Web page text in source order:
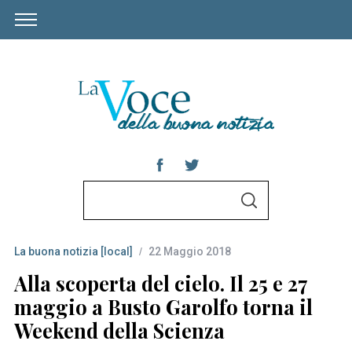
r
c
h
f
o
S
La buona notizia [local] 22 Maggio 2018
Alla scoperta del cielo. Il 25 e 27
maggio a Busto Garolfo torna il
Weekend della Scienza